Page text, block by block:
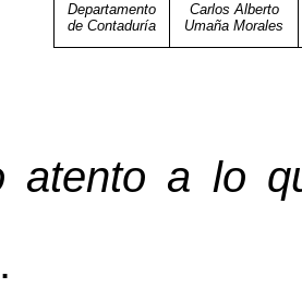
Departamento
de Contaduría
Carlos Alberto
Umaña Morales
atento a lo